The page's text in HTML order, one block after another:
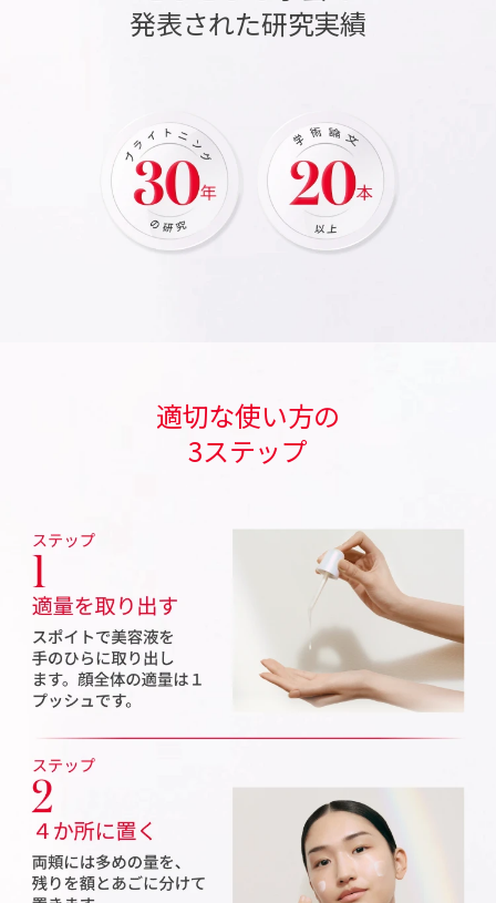
発表された研究実績
適切な使い方の
3ステップ